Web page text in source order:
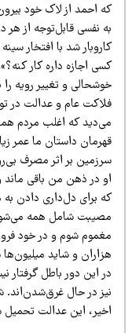
احمد از لاک خود
نفسی قابل‌توجه از هر
شد با افتخار سینه
اجازه داره کار کنه؟»،
و تغییر رویه را بعد
عام و عدالت در
که اغلب مردم همچون
داستان ما عمر زیادی
بر اثر مصرف بی‌رویه
در ذهن من باقی ماند و
برای دل‌داری دادن به
شامل همه می‌شود. به
شوم و در خود
و شاید میلیون‌ها
این دور باطل گرفتار نیستم
در حال غرق‌شدن‌اند. شاید
این عدالت تحمیل شده